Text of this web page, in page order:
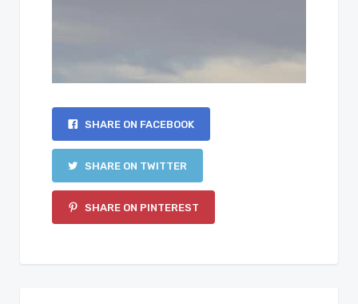
SHARE ON FACEBOOK
SHARE ON TWITTER
SHARE ON PINTEREST